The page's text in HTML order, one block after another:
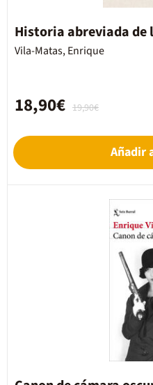
Historia abreviada
Vila-Matas, Enrique
19,90€
18,90€
Añadir